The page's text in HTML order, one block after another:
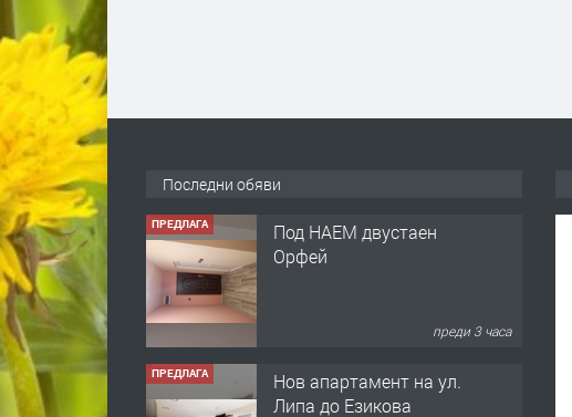
Последни обяви
ПРЕДЛАГА
Под НАЕМ двустаен
Орфей
преди 3 часа
ПРЕДЛАГА
Нов апартамент на ул.
Липа до Езикова